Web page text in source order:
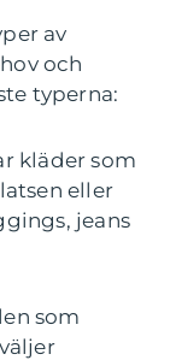
av
och
typerna:
kläder som
eller
jeans
som